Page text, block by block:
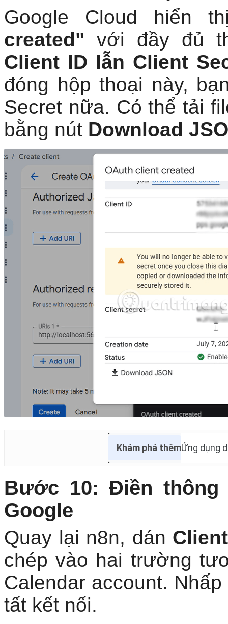
Google Cloud hiển
created" với đầy đủ
Client ID lẫn Client
đóng hộp thoại này,
Secret nữa. Có thể tải
bằng nút Download
Khám phá thêmỨng dụng
Bước 10: Điền thông
Google
Quay lại n8n, dán
chép vào hai trường
Calendar account. Nhấp
tất kết nối.